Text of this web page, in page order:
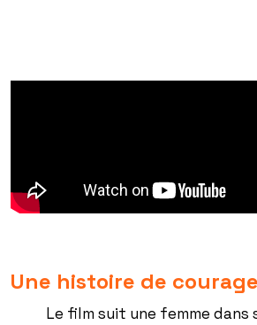
Une histoire de
Le film suit une femme dans